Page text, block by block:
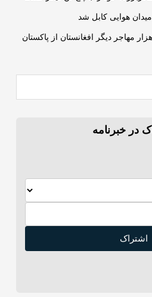
هوایی کابل شد
مهاجر دیگر افغانستان از پاکستان
در خبرنامه
اشتراک